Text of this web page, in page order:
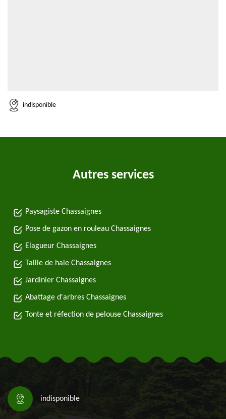
indisponible
Autres services
Paysagiste Chassaignes
Pose de gazon en rouleau Chassaignes
Elagueur Chassaignes
Taille de haie Chassaignes
Jardinier Chassaignes
Abattage d'arbres Chassaignes
Tonte et réfection de pelouse Chassaignes
indisponible